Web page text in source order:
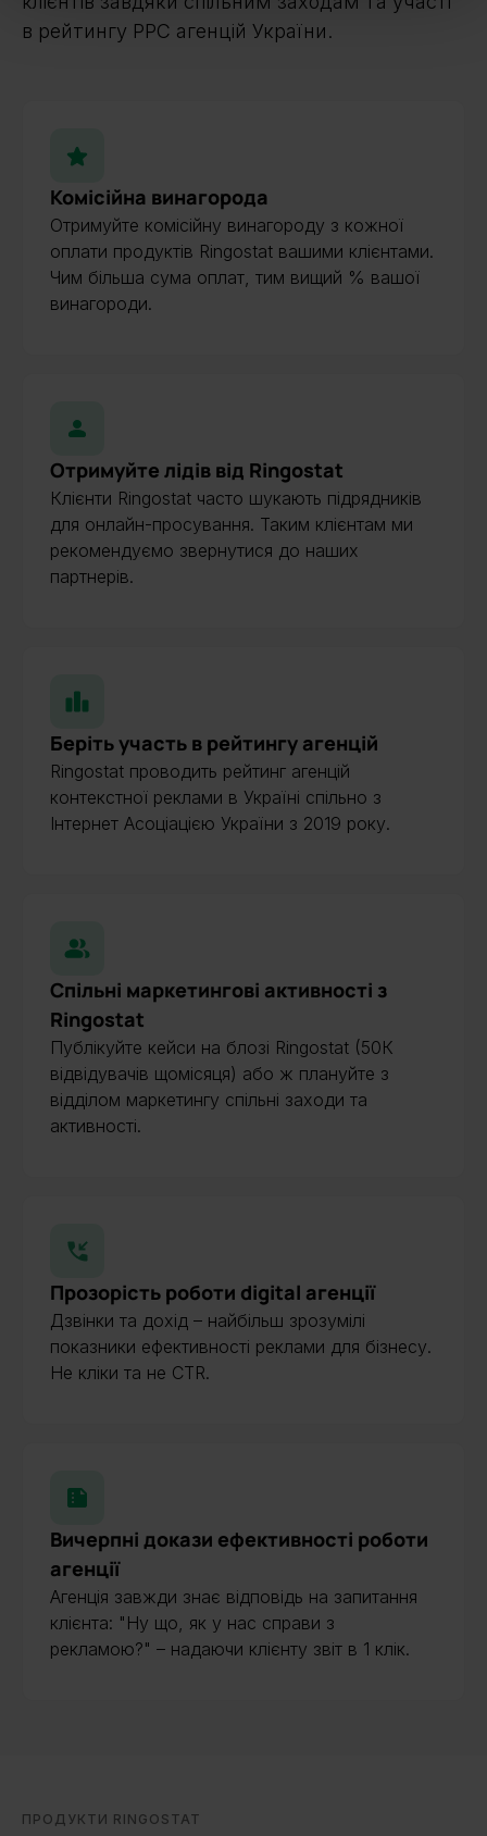
в рейтингу PPC агенцій України.
Комісійна винагорода
Отримуйте комісійну винагороду з кожної
оплати продуктів Ringostat вашими клієнтами.
Чим більша сума оплат, тим вищий % вашої
винагороди.
Отримуйте лідів від Ringostat
Клієнти Ringostat часто шукають підрядників
для онлайн-просування. Таким клієнтам ми
рекомендуємо звернутися до наших
партнерів.
Беріть участь в рейтингу агенцій
Ringostat проводить рейтинг агенцій
контекстної реклами в Україні спільно з
Інтернет Асоціацією України з 2019 року.
Спільні маркетингові активності з
Ringostat
Публікуйте кейси на блозі Ringostat (50К
відвідувачів щомісяця) або ж плануйте з
відділом маркетингу спільні заходи та
активності.
Прозорість роботи digital агенції
Дзвінки та дохід – найбільш зрозумілі
показники ефективності реклами для бізнесу.
Не кліки та не CTR.
Вичерпні докази ефективності роботи
агенції
Агенція завжди знає відповідь на запитання
клієнта: "Ну що, як у нас справи з
рекламою?" – надаючи клієнту звіт в 1 клік.
ПРОДУКТИ RINGOSTAT